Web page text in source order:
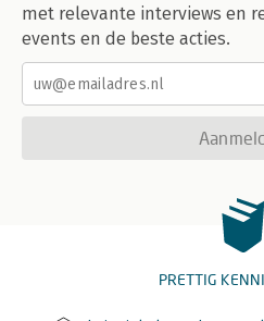
met relevante interviews en
events en de beste acties.
PRETTIG